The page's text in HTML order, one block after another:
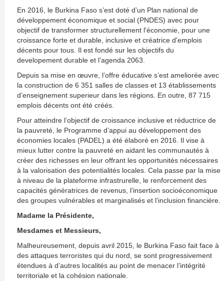
En 2016, le Burkina Faso s’est doté d’un Plan national de
développement économique et social (PNDES) avec pour
objectif de transformer structurellement l'économie, pour une
croissance forte et durable, inclusive et créatrice d'emplois
décents pour tous. Il est fondé sur les objectifs du
developement durable et l’agenda 2063.
Depuis sa mise en œuvre, l’offre éducative s’est ameliorée avec
la construction de 6 351 salles de classes et 13 établissements
d’enseignement superieur dans les régions. En outre, 87 715
emplois décents ont été créés.
Pour atteindre l’objectif de croissance inclusive et réductrice de
la pauvreté, le Programme d’appui au développement des
économies locales (PADEL) a été élaboré en 2016. Il vise à
mieux lutter contre la pauvreté en aidant les communautés à
créer des richesses en leur offrant les opportunités nécessaires
à la valorisation des potentialités locales. Cela passe par la mise
à niveau de la plateforme infrastrurelle, le renforcement des
capacités génératrices de revenus, l’insertion socioéconomique
des groupes vulnérables et marginalisés et l’inclusion financière.
Madame la Présidente,
Mesdames et Messieurs,
Malheureusement, depuis avril 2015, le Burkina Faso fait face à
des attaques terroristes qui du nord, se sont progressivement
étendues à d’autres localités au point de menacer l’intégrité
territoriale et la cohésion nationale.